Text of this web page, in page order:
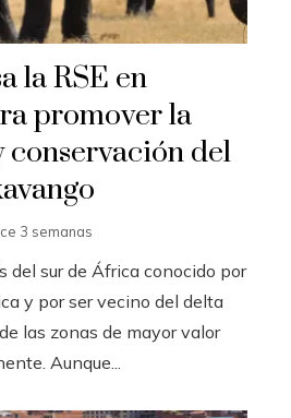
la RSE en
promover la
conservación del
3 semanas
del sur de África conocido por
y por ser vecino del delta
las zonas de mayor valor
Aunque...